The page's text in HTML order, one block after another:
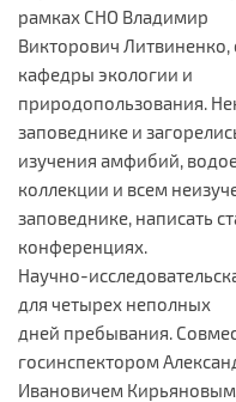
рамках СНО Владимир
Викторович
кафедры экологии и
природопользования.
заповеднике и
изучения амфибий,
коллекции и всем
заповеднике, написать
конференциях.
Научно-
для четырех неполных
дней пребывания.
госинспектором
Ивановичем